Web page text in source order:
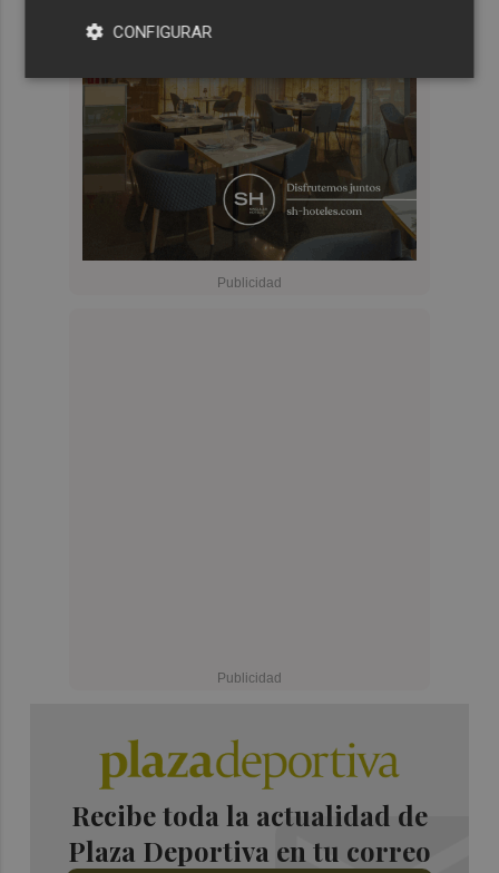
Recibe toda la actualidad de
Plaza Deportiva en tu correo
CONFIGURAR